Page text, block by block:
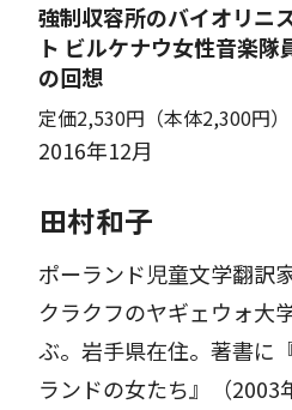
強制収容所のバイオリニ
ト ビルケナウ女性音楽隊
の回想
定価2,530円 （本体2,300円）
2016年12月
田村和子
ポーランド児童文学翻訳
クラクフのヤギェウォ大
ぶ。岩手県在住。著書に
ランドの女たち』（2003